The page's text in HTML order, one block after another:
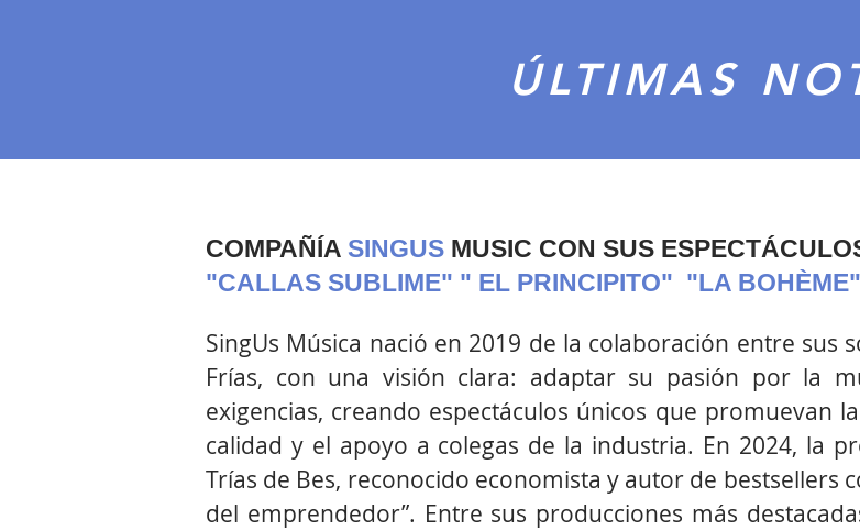
ÚLTIMAS
COMPAÑÍA SINGUS MUSIC CON SUS
"CALLAS SUBLIME" " EL PRINCIPITO" "LA
SingUs Música nació en 2019 de la colaboración entre sus
Frías, con una visión clara: adaptar su pasión por la
exigencias, creando espectáculos únicos que promuevan
calidad y el apoyo a colegas de la industria. En 2024, la
Trías de Bes, reconocido economista y autor de bestsellers
del emprendedor”. Entre sus producciones más